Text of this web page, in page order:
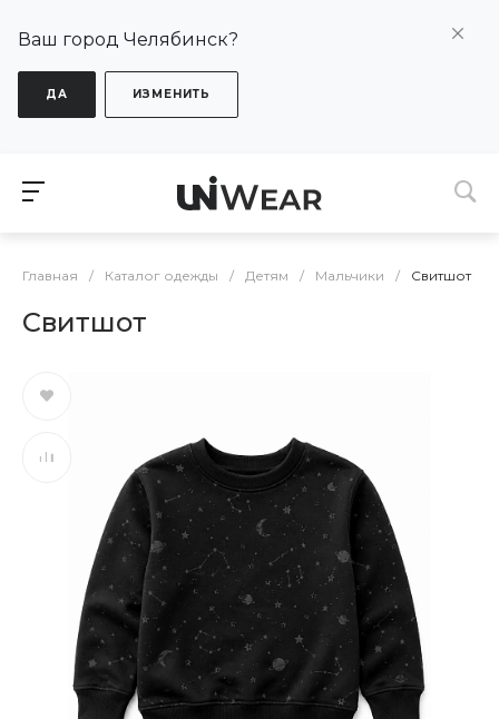
Ваш город Челябинск?
ДА ИЗМЕНИТЬ
Главная / Каталог одежды / Детям / Мальчики / Свитшот
Свитшот